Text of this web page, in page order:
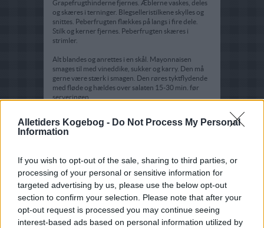
Alletiders Kogebog - Do Not Process My Personal
Information
If you wish to opt-out of the sale, sharing to third parties, or
processing of your personal or sensitive information for
targeted advertising by us, please use the below opt-out
section to confirm your selection. Please note that after your
opt-out request is processed you may continue seeing
interest-based ads based on personal information utilized by
Grapefrugthinderne fjernes. Æblerne vaskes, deles
og skæres i terninger. Blegselleristilkene skylles og
snittes. Peberfrugten flækkes på langs i fire dele.
Stilk og kerner fjernes. Peberfrugten skæres i
strimler.
Alt blandes og anrettes i en skål. Mayonnaisen
smages til med vineddike, sukker og karry. Den må
gerne være stærk i smagen. Den røres tyktflydende
med fløde og hældes over salaten 15-30 min. før
serveringen.